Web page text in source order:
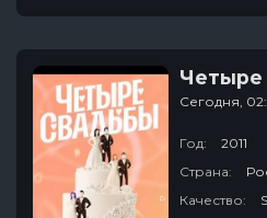
Четыре
Сегодня,
Год:
2011
Страна:
Качество: